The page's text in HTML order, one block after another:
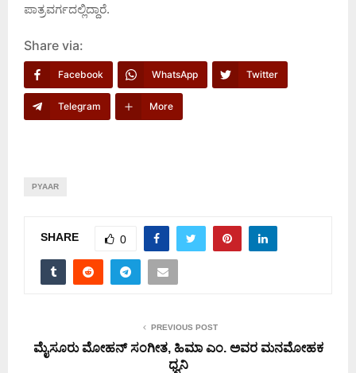
ಪಾತ್ರವರ್ಗದಲ್ಲಿದ್ದಾರೆ.
Share via:
Facebook WhatsApp Twitter
Telegram More
PYAAR
SHARE 0
PREVIOUS POST
ಮೈಸೂರು ಮೋಹನ್ ಸಂಗೀತ, ಹಿಮಾ ಎಂ. ಅವರ ಮನಮೋಹಕ
ಧ್ವನಿ